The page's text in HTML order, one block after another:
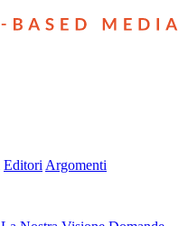
Editori Argomenti